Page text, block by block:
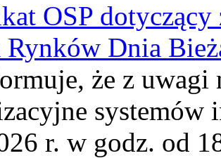
OSP dotyczący
Rynków Dnia
że z uwagi
r. w godz. od